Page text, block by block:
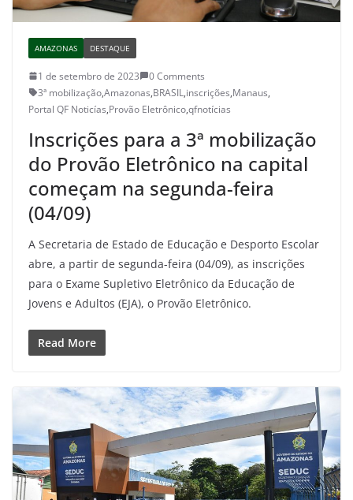
AMAZONAS DESTAQUE
1 de setembro de 2023
0 Comments
3ª mobilização,Amazonas,BRASIL,inscrições,Manaus,
Portal QF Noticías,Provão Eletrônico,qfnotícias
Inscrições para a 3ª mobilização
do Provão Eletrônico na capital
começam na segunda-feira
(04/09)
A Secretaria de Estado de Educação e Desporto Escolar
abre, a partir de segunda-feira (04/09), as inscrições
para o Exame Supletivo Eletrônico da Educação de
Jovens e Adultos (EJA), o Provão Eletrônico.
Read More